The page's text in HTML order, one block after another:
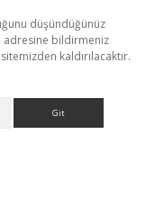
düşündüğünüz
adresine bildirmeniz
kaldırılacaktır.